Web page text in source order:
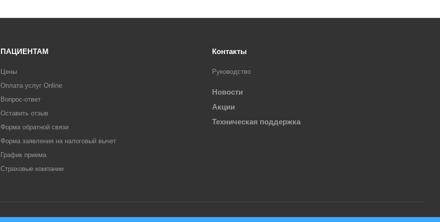
ПАЦИЕНТАМ
Цены
Оплата услуг Online
Вопрос-ответ
Оставить отзыв
Форма обратной связи
Форма заявления на налоговый вычет
График приема
Страховые компании
Контакты
Руководство
Новости
Акции
Техническая поддержка